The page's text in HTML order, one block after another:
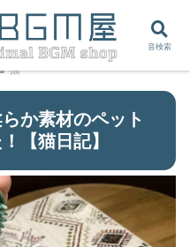
猫
か素材のペット
【猫日記】
音検索